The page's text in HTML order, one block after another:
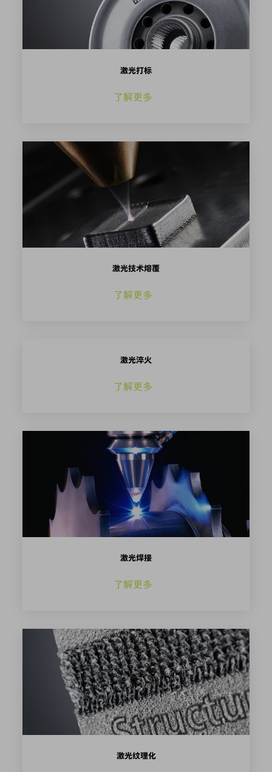
激光打标
了解更多
激光技术熔覆
了解更多
激光淬火
了解更多
激光焊接
了解更多
激光纹理化